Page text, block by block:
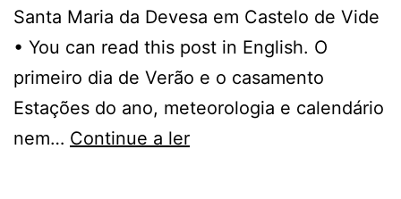
Santa Maria da Devesa em Castelo de Vide
• You can read this post in English. O
primeiro dia de Verão e o casamento
Estações do ano, meteorologia e calendário
nem… Continue a lerO